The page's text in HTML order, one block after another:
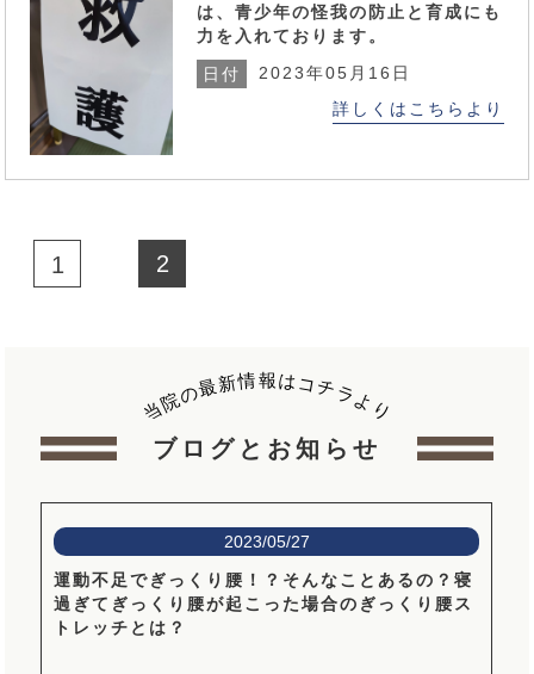
は、青少年の怪我の防止と育成にも
力を入れております。
日付
2023年05月16日
詳しくはこちらより
1 2
当院の最新情報はコ チラより
ブログとお知らせ
2023/05/27
運動不足でぎっくり腰！？そんなことあるの？寝
過ぎてぎっくり腰が起こった場合のぎっくり腰ス
トレッチとは？